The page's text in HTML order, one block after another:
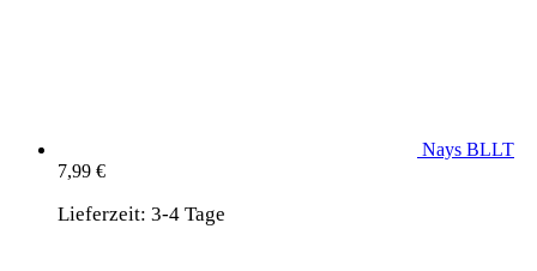
Nays BLLT
7,99 €
Lieferzeit: 3-4 Tage